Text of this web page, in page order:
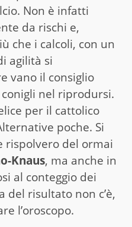
Non è infatti
da rischi e,
che i calcoli, con un
agilità si
vano il consiglio
nel riprodursi.
per il cattolico
poche. Si
rispolvero del ormai
Knaus, ma anche in
al conteggio dei
del risultato non c’è,
l’oroscopo.